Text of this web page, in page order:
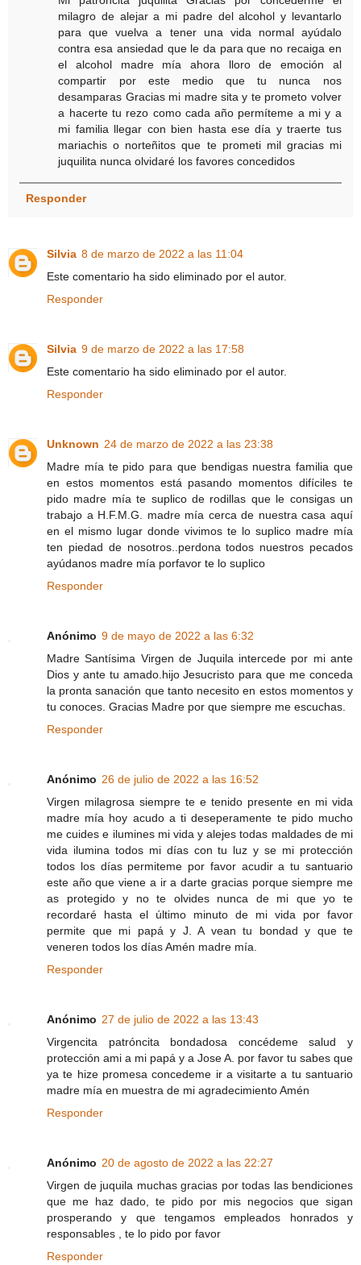
milagro de alejar a mi padre del alcohol y levantarlo
para que vuelva a tener una vida normal ayúdalo
contra esa ansiedad que le da para que no recaiga en
el alcohol madre mía ahora lloro de emoción al
compartir por este medio que tu nunca nos
desamparas Gracias mi madre sita y te prometo volver
a hacerte tu rezo como cada año permíteme a mi y a
mi familia llegar con bien hasta ese día y traerte tus
mariachis o norteñitos que te prometi mil gracias mi
juquilita nunca olvidaré los favores concedidos
Responder
Silvia 8 de marzo de 2022 a las 11:04
Este comentario ha sido eliminado por el autor.
Responder
Silvia 9 de marzo de 2022 a las 17:58
Este comentario ha sido eliminado por el autor.
Responder
Unknown 24 de marzo de 2022 a las 23:38
Madre mía te pido para que bendigas nuestra familia que
en estos momentos está pasando momentos difíciles te
pido madre mía te suplico de rodillas que le consigas un
trabajo a H.F.M.G. madre mía cerca de nuestra casa aquí
en el mismo lugar donde vivimos te lo suplico madre mía
ten piedad de nosotros..perdona todos nuestros pecados
ayúdanos madre mía porfavor te lo suplico
Responder
Anónimo 9 de mayo de 2022 a las 6:32
Madre Santísima Virgen de Juquila intercede por mi ante
Dios y ante tu amado.hijo Jesucristo para que me conceda
la pronta sanación que tanto necesito en estos momentos y
tu conoces. Gracias Madre por que siempre me escuchas.
Responder
Anónimo 26 de julio de 2022 a las 16:52
Virgen milagrosa siempre te e tenido presente en mi vida
madre mía hoy acudo a ti deseperamente te pido mucho
me cuides e ilumines mi vida y alejes todas maldades de mi
vida ilumina todos mi días con tu luz y se mi protección
todos los días permiteme por favor acudir a tu santuario
este año que viene a ir a darte gracias porque siempre me
as protegido y no te olvides nunca de mi que yo te
recordaré hasta el último minuto de mi vida por favor
permite que mi papá y J. A vean tu bondad y que te
veneren todos los días Amén madre mía.
Responder
Anónimo 27 de julio de 2022 a las 13:43
Virgencita patróncita bondadosa concédeme salud y
protección ami a mi papá y a Jose A. por favor tu sabes que
ya te hize promesa concedeme ir a visitarte a tu santuario
madre mía en muestra de mi agradecimiento Amén
Responder
Anónimo 20 de agosto de 2022 a las 22:27
Virgen de juquila muchas gracias por todas las bendiciones
que me haz dado, te pido por mis negocios que sigan
prosperando y que tengamos empleados honrados y
responsables , te lo pido por favor
Responder